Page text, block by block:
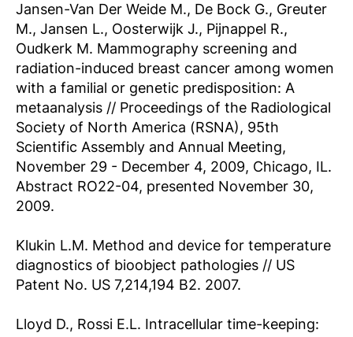
Jansen-Van Der Weide M., De Bock G., Greuter
M., Jansen L., Oosterwijk J., Pijnappel R.,
Oudkerk M. Mammography screening and
radiation-induced breast cancer among women
with a familial or genetic predisposition: A
metaanalysis // Proceedings of the Radiological
Society of North America (RSNA), 95th
Scientific Assembly and Annual Meeting,
November 29 - December 4, 2009, Chicago, IL.
Abstract RO22-04, presented November 30,
2009.
Klukin L.M. Method and device for temperature
diagnostics of bioobject pathologies // US
Patent No. US 7,214,194 B2. 2007.
Lloyd D., Rossi E.L. Intracellular time-keeping: